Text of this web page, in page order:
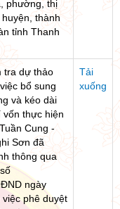
phường, thị
thành
tỉnh Thanh
tra dự thảo
bổ sung
và kéo dài
thực hiện
Cung -
Sơn đã
thông qua
ngày
phê duyệt
Tải
xuống